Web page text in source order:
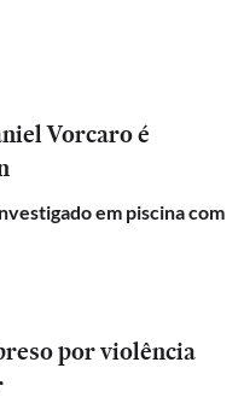
Vorcaro é
em piscina com
por violência